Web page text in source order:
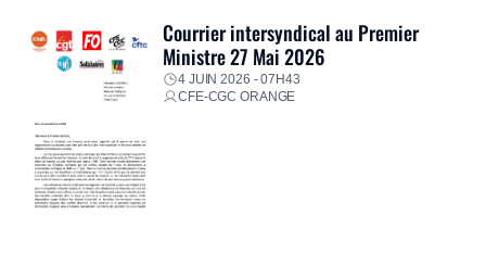
Courrier intersyndical au Premier
Ministre 27 Mai 2026
4 JUIN 2026 - 07H43
CFE-CGC ORANGE